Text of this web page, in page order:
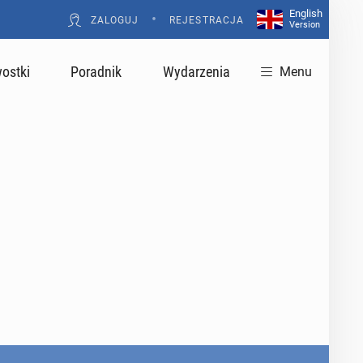
ZALOGUJ • REJESTRACJA
English
Version
Poradnik Wydarzenia Menu